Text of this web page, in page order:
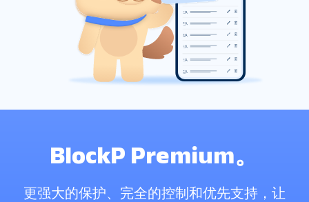
BlockP Premium。
更强大的保护、完全的控制和优先支持，让